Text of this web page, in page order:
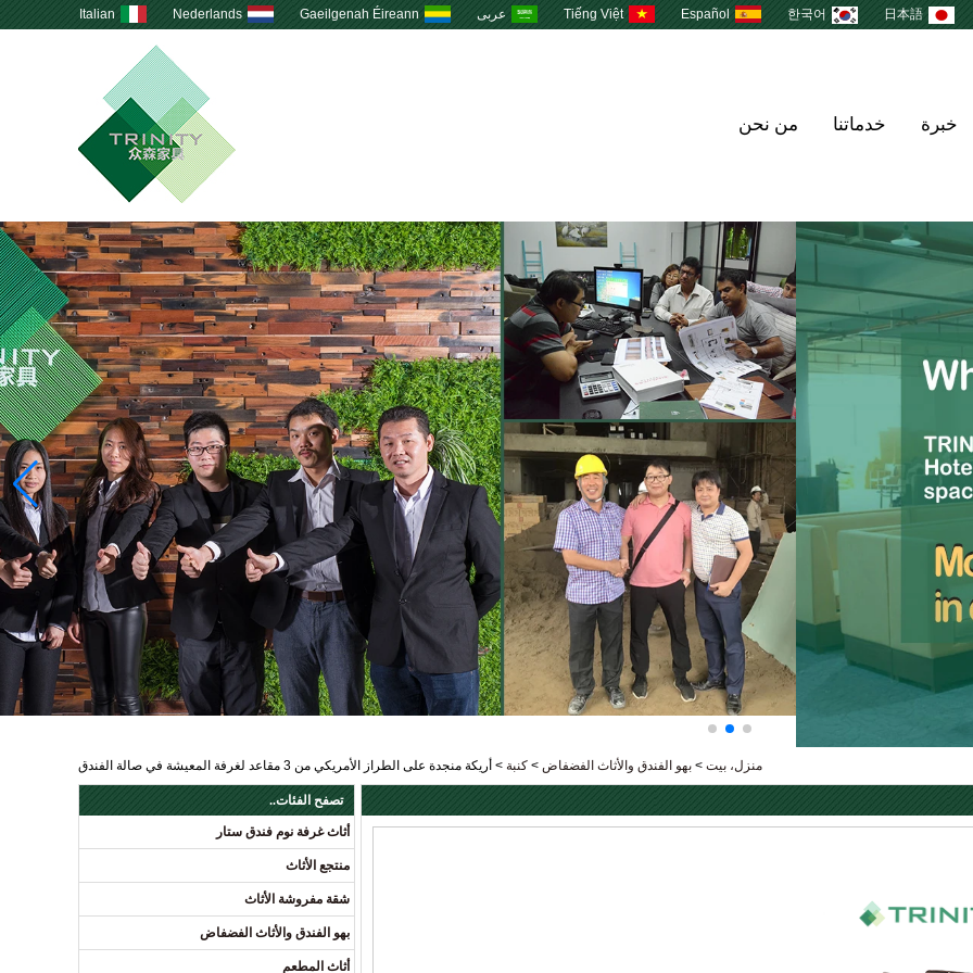
日本語
한국어
Español
Tiếng Việt عربى Gaeilgenah Éireann
Nederlands
Italian
من نحن خدماتنا خبرة
منزل، بيت > بهو الفندق والأثاث الفضفاض > كنبة > أريكة منجدة على الطراز الأمريكي من 3 مقاعد لغرفة المعيشة في صالة الفندق
تصفح الفئات..
أثاث غرفة نوم فندق ستار
منتجع الأثاث
شقة مفروشة الأثاث
بهو الفندق والأثاث الفضفاض
أثاث المطعم